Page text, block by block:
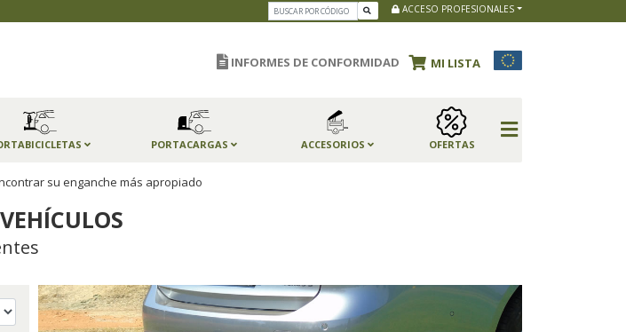
ACCESO PROFESIONALES
INFORMES DE CONFORMIDAD MI LISTA
PORTACARGAS ACCESORIOS OFERTAS
su enganche más apropiado